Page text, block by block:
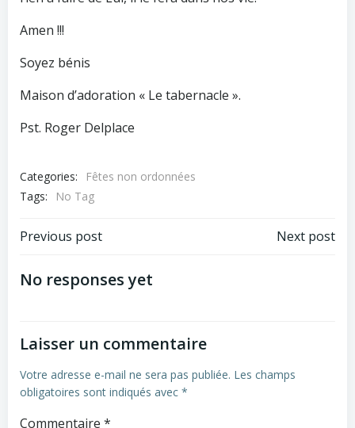
Amen !!!
Soyez bénis
Maison d’adoration « Le tabernacle ».
Pst. Roger Delplace
Categories:
Fêtes non ordonnées
Tags:
No Tag
Post
navigation
Previous post Next post
No responses yet
Laisser un commentaire
Votre adresse e-mail ne sera pas publiée. Les champs
obligatoires sont indiqués avec *
Commentaire *